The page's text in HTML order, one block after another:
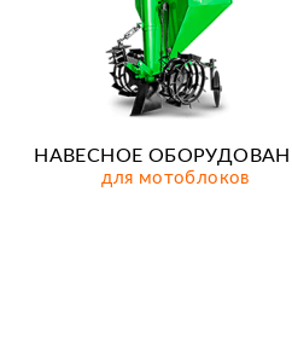
НАВЕСНОЕ
для мотоблоков